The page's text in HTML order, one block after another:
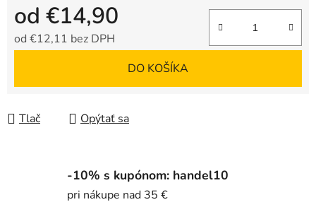
od €14,90
od €12,11 bez DPH
DO KOŠÍKA
Tlač Opýtať sa
-10% s kupónom: handel10
pri nákupe nad 35 €